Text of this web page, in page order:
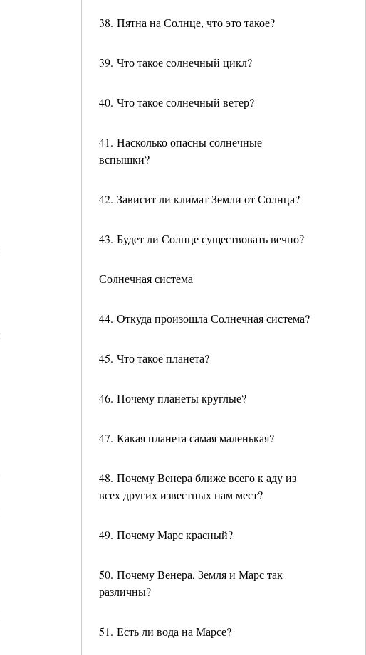
38. Пятна на Солнце, что это такое?
39. Что такое солнечный цикл?
40. Что такое солнечный ветер?
41. Насколько опасны солнечные
вспышки?
42. Зависит ли климат Земли от Солнца?
43. Будет ли Солнце существовать вечно?
Солнечная система
44. Откуда произошла Солнечная система?
45. Что такое планета?
46. Почему планеты круглые?
47. Какая планета самая маленькая?
48. Почему Венера ближе всего к аду из
всех других известных нам мест?
49. Почему Марс красный?
50. Почему Венера, Земля и Марс так
различны?
51. Есть ли вода на Марсе?